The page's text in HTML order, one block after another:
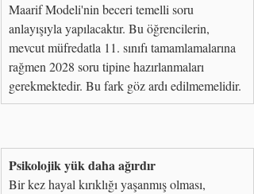
Maarif Modeli'nin beceri temelli soru
anlayışıyla yapılacaktır. Bu öğrencilerin,
mevcut müfredatla 11. sınıfı tamamlamalarına
rağmen 2028 soru tipine hazırlanmaları
gerekmektedir. Bu fark göz ardı edilmemelidir.
Psikolojik yük daha ağırdır
Bir kez hayal kırıklığı yaşanmış olması,